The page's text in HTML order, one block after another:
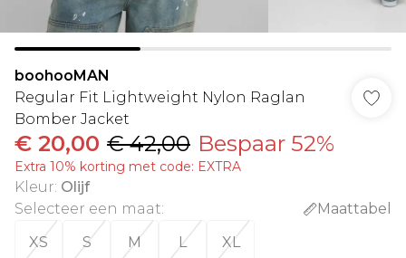
boohooMAN
Regular Fit Lightweight Nylon Raglan
Bomber Jacket
€ 20,00 € 42,00 Bespaar 52%
Extra 10% korting met code: EXTRA
Kleur: Olijf
Selecteer een maat:
Maattabel
XS
S M L XL